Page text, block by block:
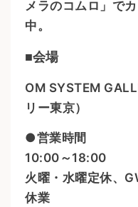
メラのコムロ」で
中。
■会場
OM SYSTEM
リー東京）
●営業時間
10:00～18:00
火曜・水曜定休、
休業